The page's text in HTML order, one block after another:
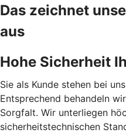
Das zeichnet
aus
Hohe Sicherheit
Sie als Kunde stehen bei
Entsprechend behandeln
Sorgfalt. Wir unterliegen
sicherheitstechnischen